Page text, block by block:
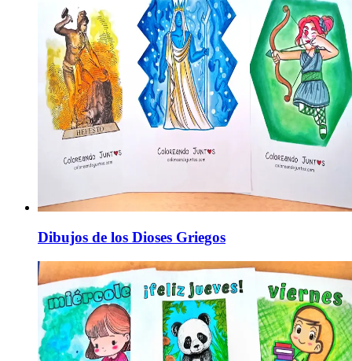
Dibujos de los Dioses Griegos